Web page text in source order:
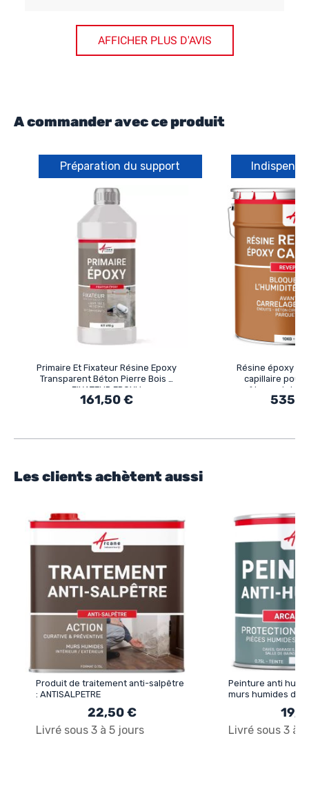
AFFICHER PLUS D'AVIS
A commander avec ce produit
Préparation du support
Primaire Et Fixateur Résine Epoxy
Transparent Béton Pierre Bois -
FIXATEUR EPOXY
161,50 €
Résine époxy
capillaire pour
revêtement de
ARC
Les clients achètent aussi
Produit de traitement anti-salpêtre
: ANTISALPETRE
22,50 €
Livré sous 3 à 5 jours
Peinture anti
murs humides de
cave :
Livré sous 3 à